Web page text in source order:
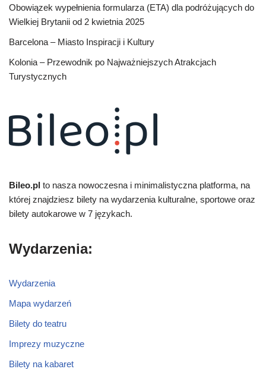
Obowiązek wypełnienia formularza (ETA) dla podróżujących do
Wielkiej Brytanii od 2 kwietnia 2025
Barcelona – Miasto Inspiracji i Kultury
Kolonia – Przewodnik po Najważniejszych Atrakcjach
Turystycznych
Bileo.pl to nasza nowoczesna i minimalistyczna platforma, na
której znajdziesz bilety na wydarzenia kulturalne, sportowe oraz
bilety autokarowe w 7 językach.
Wydarzenia:
Wydarzenia
Mapa wydarzeń
Bilety do teatru
Imprezy muzyczne
Bilety na kabaret